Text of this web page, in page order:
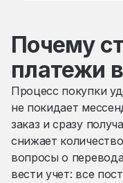
Почему
платежи
Процесс покупки
не покидает
заказ и сразу
снижает
вопросы о
вести учет: все